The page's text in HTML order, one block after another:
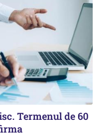
Termenul de 60